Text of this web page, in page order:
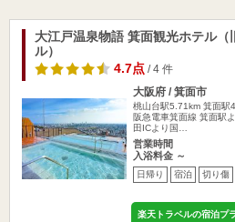
大江戸温泉物語 箕面観光ホテル
ル）
4.7点/ 4 件
大阪府 / 箕面市
桃山台駅5.71km 箕面駅
阪急電車箕面線 箕面駅
田ICより国…
営業時間
入浴料金 ～
日帰り 宿泊 切り傷
楽天トラベルの宿泊プ